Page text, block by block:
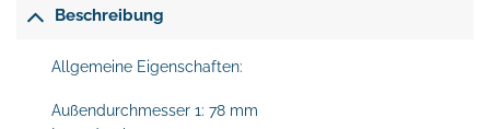
Beschreibung
Allgemeine Eigenschaften:
Außendurchmesser 1: 78 mm